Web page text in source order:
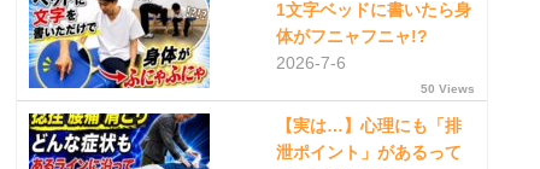
1文字ベッドに書いたら身
体がフニャフニャ!?
2026-7-6
50 Views
【実は…】心理にも「排
泄ポイント」があるって